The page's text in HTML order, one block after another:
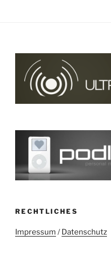
RECHTLICHES
Impressum / Datenschutz